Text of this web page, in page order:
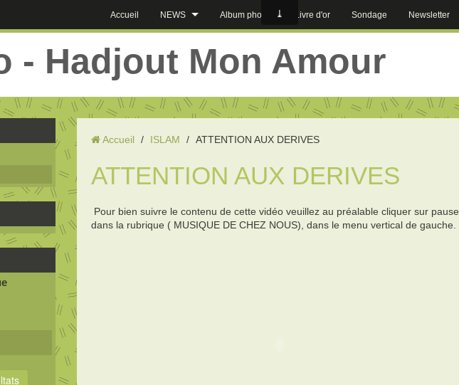
Accueil NEWS Album photos Livre d'or Sondage Newsletter
- Hadjout Mon Amour
Accueil / ISLAM / ATTENTION AUX DERIVES
ATTENTION AUX DERIVES
Pour bien suivre le contenu de cette vidéo veuillez au préalable cliquer sur pause
dans la rubrique ( MUSIQUE DE CHEZ NOUS), dans le menu vertical de gauche.